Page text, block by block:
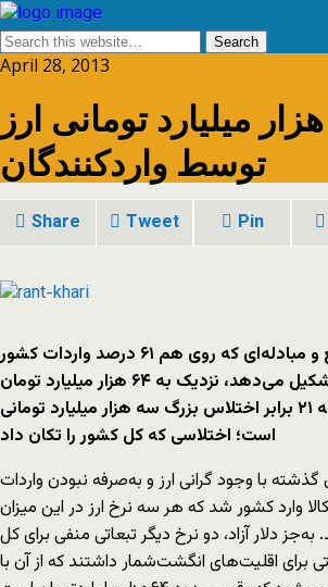
April 28, 2013
رانت ۶۴ هزار ميليارد تومانی ارز
توسط واردکنندگان
Share Tweet Pin
کل واردات با ارز مرجع و مبادله‌ای که روی هم ۶۱ درصد واردات کشور
در سال گذشته را تشکيل می‌دهد، نزديک به ۶۴ هزار ميليارد تومان
رانت در پی داشته که ۲۱ برابر اختلاس بزرگ سه‌ هزار ميليارد تومانی
است؛ اختلاسی که کل کشور را تکان داد
با وجود گرانی ارز و به‌صرفه نبودن واردات
کالا وارد کشور شد که هر سه نرخ ارز در اين ميزان
دلار آزاد، دو نرخ ديگر تبعاتی منفی برای کل
برای اقليت‌های انگشت‌شمار داشتند که از آن با